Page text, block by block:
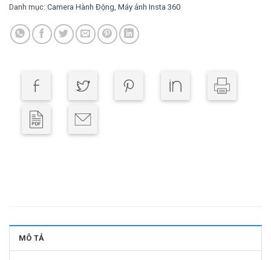
Danh mục: Camera Hành Động, Máy ảnh Insta 360
MÔ TẢ